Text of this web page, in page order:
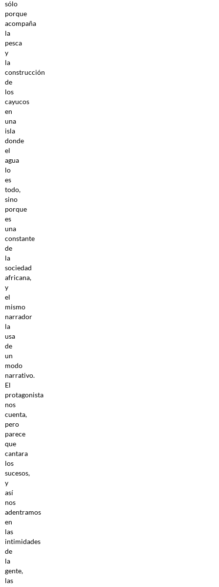
sólo
porque
acompaña
la
pesca
y
la
construcción
de
los
cayucos
en
una
isla
donde
el
agua
lo
es
todo,
sino
porque
es
una
constante
de
la
sociedad
africana,
y
el
mismo
narrador
la
usa
de
un
modo
narrativo.
El
protagonista
nos
cuenta,
pero
parece
que
cantara
los
sucesos,
y
así
nos
adentramos
en
las
intimidades
de
la
gente,
las